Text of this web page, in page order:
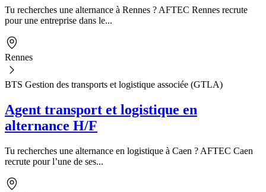
Tu recherches une alternance à Rennes ? AFTEC Rennes recrute
pour une entreprise dans le...
Rennes
BTS Gestion des transports et logistique associée (GTLA)
Agent transport et logistique en
alternance H/F
Tu recherches une alternance en logistique à Caen ? AFTEC Caen
recrute pour l’une de ses...